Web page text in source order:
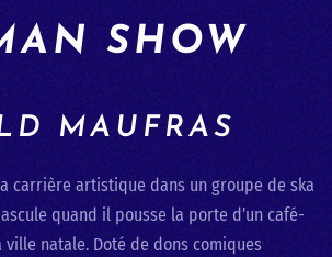
SHOW
MAUFRAS
carrière artistique dans un groupe de ska
quand il pousse la porte d’un café-
ville natale. Doté de dons comiques